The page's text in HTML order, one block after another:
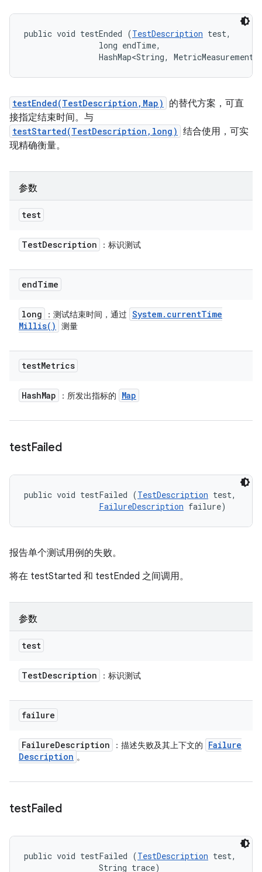
public void testEnded (TestDescription test,
                long endTime,
HashMap<String,
testEnded(TestDescription,Map)
的替代方案，可直
接指定结束时间。与
testStarted(TestDescription,long) 结合使用，可实
现精确衡量。
参数
test
TestDescription ：标识测试
endTime
long ：测试结束时间，通过 System. currentTime
Millis( ) 测量
testMetrics
HashMap ：所发出指标的 Map
testFailed
public void testFailed (TestDescription test,
FailureDescription failure)
报告单个测试用例的失败。
将在 testStarted 和 testEnded 之间调用。
参数
test
TestDescription ：标识测试
failure
FailureDescription ：描述失败及其上下文的
Failure
Description 。
testFailed
public void testFailed (TestDescription test,
                String trace)